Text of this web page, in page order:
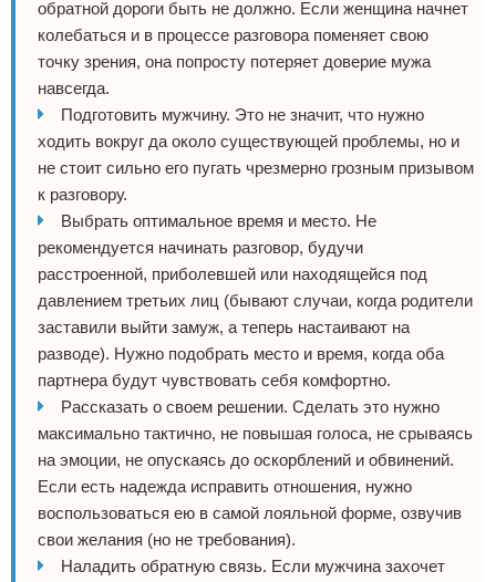
обратной дороги быть не должно. Если женщина начнет
колебаться и в процессе разговора поменяет свою
точку зрения, она попросту потеряет доверие мужа
навсегда.
Подготовить мужчину. Это не значит, что нужно
ходить вокруг да около существующей проблемы, но и
не стоит сильно его пугать чрезмерно грозным призывом
к разговору.
Выбрать оптимальное время и место. Не
рекомендуется начинать разговор, будучи
расстроенной, приболевшей или находящейся под
давлением третьих лиц (бывают случаи, когда родители
заставили выйти замуж, а теперь настаивают на
разводе). Нужно подобрать место и время, когда оба
партнера будут чувствовать себя комфортно.
Рассказать о своем решении. Сделать это нужно
максимально тактично, не повышая голоса, не срываясь
на эмоции, не опускаясь до оскорблений и обвинений.
Если есть надежда исправить отношения, нужно
воспользоваться ею в самой лояльной форме, озвучив
свои желания (но не требования).
Наладить обратную связь. Если мужчина захочет